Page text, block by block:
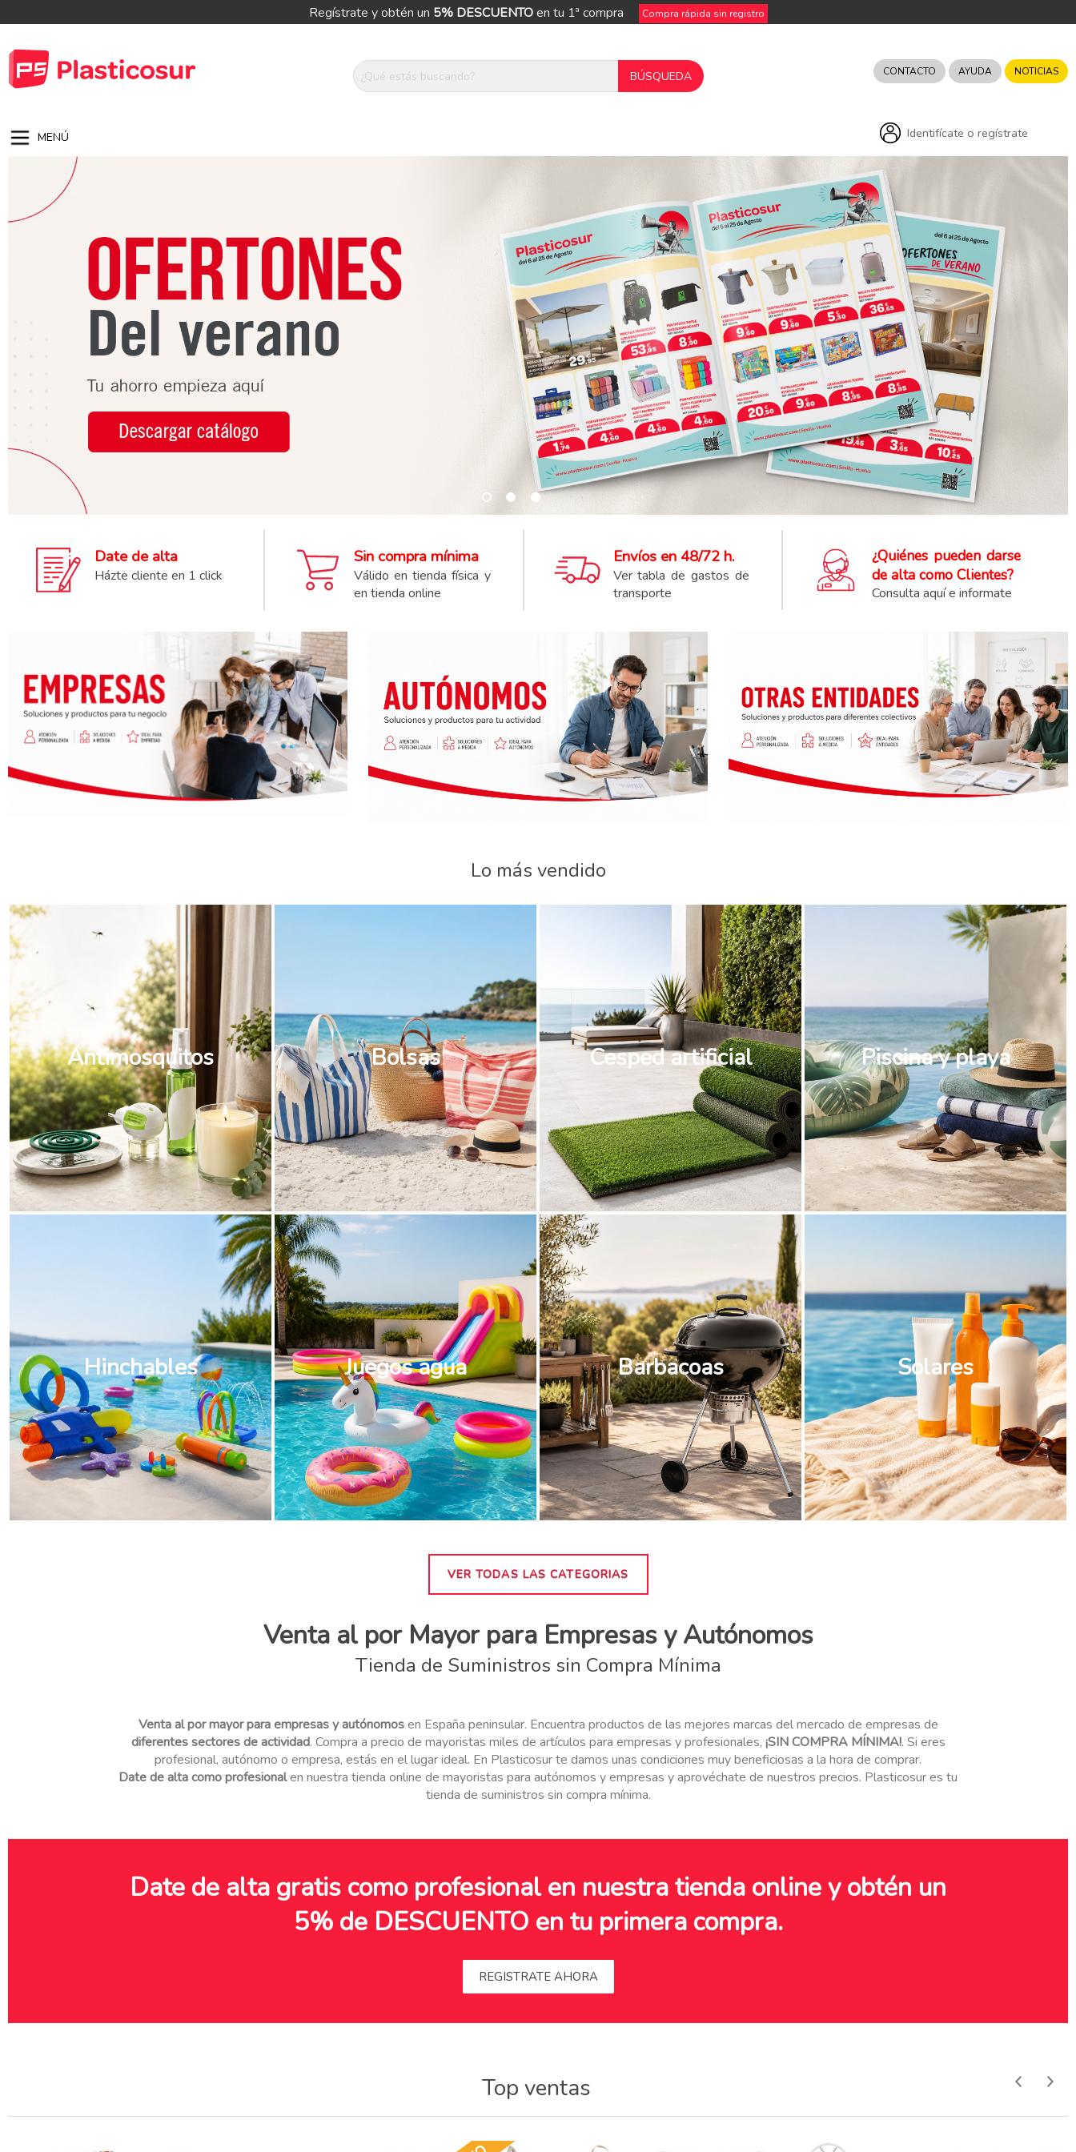
Regístrate y obtén un 5% DESCUENTOen tu 1ª compra Compra rápida sin registro
CONTACTO AYUDA NOTICIAS
Identifícate o regístrate
MENÚ
Date de alta
Házte cliente en 1 click
Sin compra mínima
Válido en tienda física y
en tienda online
Envíos en 48/72 h.
Ver tabla de gastos de
transporte
¿Quiénes pueden darse
de alta como Clientes?
Consulta aquí e informate
Lo más vendido
Antimosquitos Bolsas Cesped artificial Piscina y playa
Hinchables Juegos agua Barbacoas Solares
VER TODAS LAS CATEGORIAS
Venta al por Mayor para Empresas y Autónomos
Tienda de Suministros sin Compra Mínima
Venta al por mayor para empresas y autónomosen España peninsular. Encuentra productos de las mejores marcas del mercado de empresas de
diferentes sectores de actividad. Compra a precio de mayoristas miles de artículos para empresas y profesionales, ¡SIN COMPRA MÍNIMA!. Si eres
profesional, autónomo o empresa, estás en el lugar ideal. En Plasticosur te damos unas condiciones muy beneficiosas a la hora de comprar.
Date de alta como profesionalen nuestra tienda online de mayoristas para autónomos y empresas y aprovéchate de nuestros precios. Plasticosur es tu
tienda de suministros sin compra mínima.
Date de alta gratis como profesional en nuestra tienda online y obtén un
5% de DESCUENTO en tu primera compra.
REGISTRATE AHORA
Top ventas